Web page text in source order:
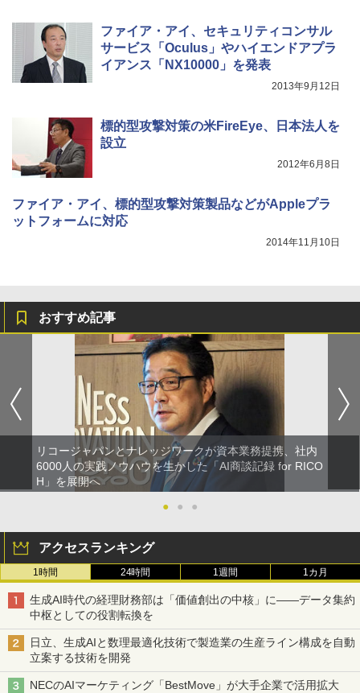
ファイア・アイ、セキュリティコンサル
サービス「Oculus」やハイエンドアプラ
イアンス「NX10000」を発表
2013年9月12日
標的型攻撃対策の米FireEye、日本法人を
設立
2012年6月8日
ファイア・アイ、標的型攻撃対策製品などがAppleプラ
ットフォームに対応
2014年11月10日
おすすめ記事
リコージャパンとナレッジワークが資本業務提携、社内
6000人の実践ノウハウを生かした「AI商談記録 for RICO
H」を展開へ
●
● ●
アクセスランキング
1時間 24時間 1週間 1カ月
生成AI時代の経理財務部は「価値創出の中核」に――データ集約
中枢としての役割転換を
日立、生成AIと数理最適化技術で製造業の生産ライン構成を自動
立案する技術を開発
NECのAIマーケティング「BestMove」が大手企業で活用拡大